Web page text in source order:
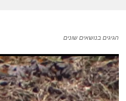
הגיגים בנושאים שונים